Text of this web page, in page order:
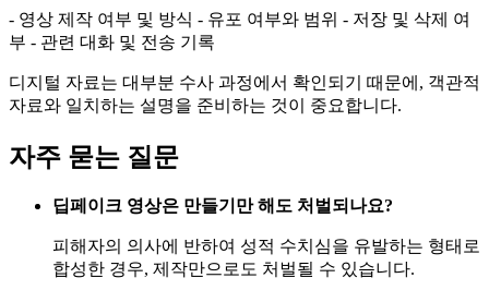
- 영상 제작 여부 및 방식 - 유포 여부와 범위 - 저장 및 삭제 여
부 - 관련 대화 및 전송 기록
디지털 자료는 대부분 수사 과정에서 확인되기 때문에, 객관적
자료와 일치하는 설명을 준비하는 것이 중요합니다.
자주 묻는 질문
딥페이크 영상은 만들기만 해도 처벌되나요?
피해자의 의사에 반하여 성적 수치심을 유발하는 형태로
합성한 경우, 제작만으로도 처벌될 수 있습니다.